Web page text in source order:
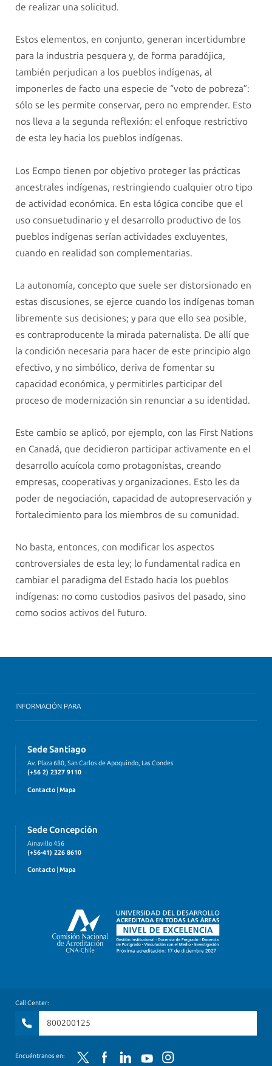
de realizar una solicitud.
Estos elementos, en conjunto, generan incertidumbre
para la industria pesquera y, de forma paradójica,
también perjudican a los pueblos indígenas, al
imponerles de facto una especie de “voto de pobreza”:
sólo se les permite conservar, pero no emprender. Esto
nos lleva a la segunda reflexión: el enfoque restrictivo
de esta ley hacia los pueblos indígenas.
Los Ecmpo tienen por objetivo proteger las prácticas
ancestrales indígenas, restringiendo cualquier otro tipo
de actividad económica. En esta lógica concibe que el
uso consuetudinario y el desarrollo productivo de los
pueblos indígenas serían actividades excluyentes,
cuando en realidad son complementarias.
La autonomía, concepto que suele ser distorsionado en
estas discusiones, se ejerce cuando los indígenas toman
libremente sus decisiones; y para que ello sea posible,
es contraproducente la mirada paternalista. De allí que
la condición necesaria para hacer de este principio algo
efectivo, y no simbólico, deriva de fomentar su
capacidad económica, y permitirles participar del
proceso de modernización sin renunciar a su identidad.
Este cambio se aplicó, por ejemplo, con las First Nations
en Canadá, que decidieron participar activamente en el
desarrollo acuícola como protagonistas, creando
empresas, cooperativas y organizaciones. Esto les da
poder de negociación, capacidad de autopreservación y
fortalecimiento para los miembros de su comunidad.
No basta, entonces, con modificar los aspectos
controversiales de esta ley; lo fundamental radica en
cambiar el paradigma del Estado hacia los pueblos
indígenas: no como custodios pasivos del pasado, sino
como socios activos del futuro.
INFORMACIÓN PARA
Sede Santiago
Av. Plaza 680, San Carlos de Apoquindo, Las Condes
(+56 2) 2327 9110
Contacto | Mapa
Sede Concepción
Ainavillo 456
(+56-41) 226 8610
Contacto Mapa
Call Center:
800200125
Encuéntranos en: Twitter FacebookLinkedInYouTubeInstagram